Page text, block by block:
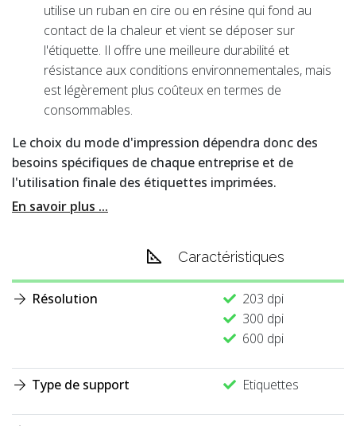
utilise un ruban en cire ou en résine qui fond au
contact de la chaleur et vient se déposer sur
l'étiquette. Il offre une meilleure durabilité et
résistance aux conditions environnementales, mais
est légèrement plus coûteux en termes de
consommables.
Le choix du mode d'impression dépendra donc des
besoins spécifiques de chaque entreprise et de
l'utilisation finale des étiquettes imprimées.
En savoir plus ...
Caractéristiques
Résolution
203 dpi
300 dpi
600 dpi
Type de support Etiquettes